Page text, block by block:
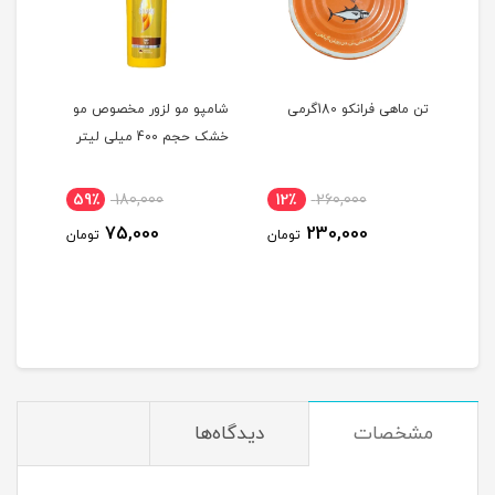
تن ماهی فرانکو 180گرمی
260,000 12٪
230,000 تومان
شامپو مو لزور مخصوص مو
خشک حجم 400 میلی لیتر
180,000 59٪
75,000 تومان
مشخصات دیدگاه‌ها